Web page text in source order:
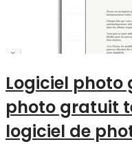
Logiciel photo
photo gratuit
logiciel de